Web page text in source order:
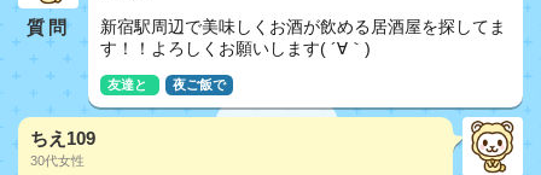
質問
新宿駅周辺で美味しくお酒が飲める居酒屋を探してま
す！！よろしくお願いします( ´∀｀)
友達と 夜ご飯で
ちえ109
30代女性